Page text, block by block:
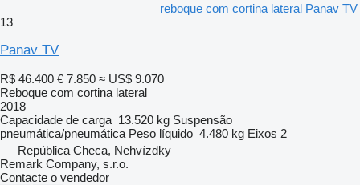
reboque com cortina lateral Panav TV
13
Panav TV
R$ 46.400 € 7.850 ≈ US$ 9.070
Reboque com cortina lateral
2018
Capacidade de carga 13.520 kg Suspensão
pneumática/pneumática Peso líquido 4.480 kg Eixos 2
República Checa, Nehvízdky
Remark Company, s.r.o.
Contacte o vendedor